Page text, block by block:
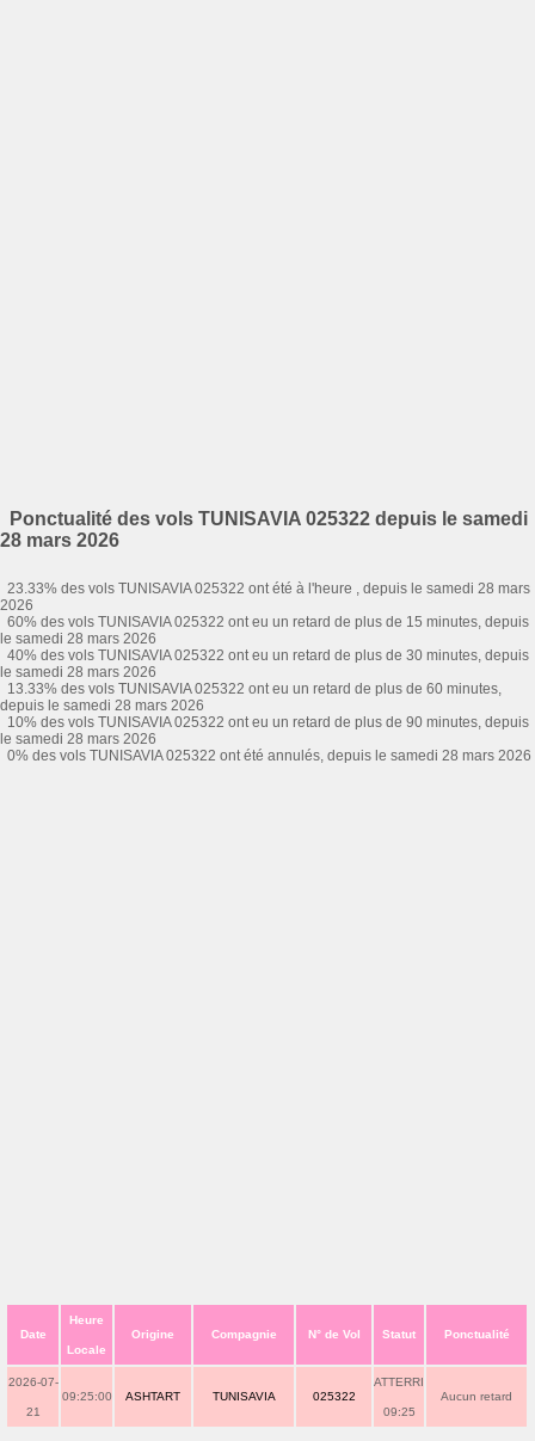
Ponctualité des vols TUNISAVIA 025322 depuis le samedi
28 mars 2026
23.33% des vols TUNISAVIA 025322 ont été à l'heure , depuis le samedi 28 mars
2026
60% des vols TUNISAVIA 025322 ont eu un retard de plus de 15 minutes, depuis
le samedi 28 mars 2026
40% des vols TUNISAVIA 025322 ont eu un retard de plus de 30 minutes, depuis
le samedi 28 mars 2026
13.33% des vols TUNISAVIA 025322 ont eu un retard de plus de 60 minutes,
depuis le samedi 28 mars 2026
10% des vols TUNISAVIA 025322 ont eu un retard de plus de 90 minutes, depuis
le samedi 28 mars 2026
0% des vols TUNISAVIA 025322 ont été annulés, depuis le samedi 28 mars 2026
Date
Heure
Locale
Origine Compagnie N° de Vol Statut Ponctualité
2026-07-
21
09:25:00 ASHTART TUNISAVIA 025322
ATTERRI
09:25
Aucun retard